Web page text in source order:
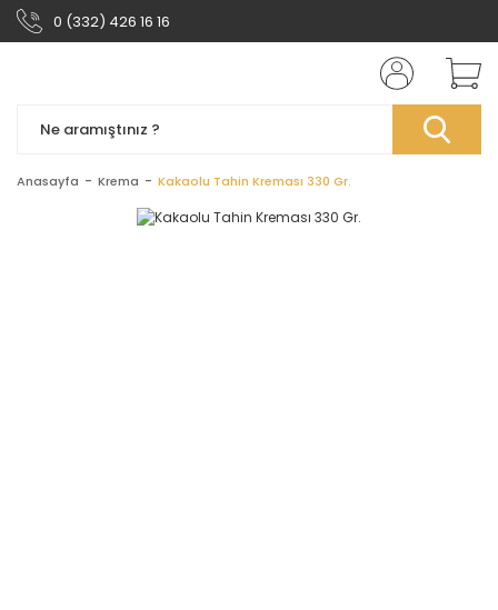
0 (332) 426 16 16
Anasayfa Krema Kakaolu Tahin Kreması 330 Gr.